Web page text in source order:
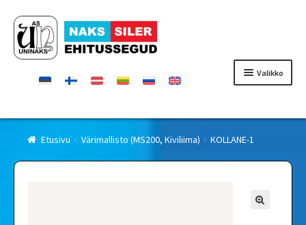
Siirry
navigointiin
Siirry
sisältöön
Valikko
Etusivu
Etusivu Värimallisto (MS200, Kiviliima) KOLLANE-1